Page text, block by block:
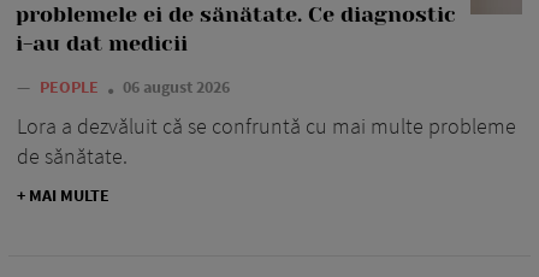
problemele ei de sănătate. Ce diagnostic
i-au dat medicii
— PEOPLE 06 august 2026
Lora a dezvăluit că se confruntă cu mai multe probleme
de sănătate.
+ MAI MULTE